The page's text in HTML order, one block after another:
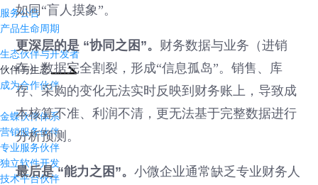
服务公告
产品生命周期
生态伙伴与开发者
伙伴与生态
成为合作伙伴
金蝶伙伴体系
营销服务伙伴
专业服务伙伴
独立软件开发
技术平台伙伴
如同“盲人摸象”。
更深层的是 “协同之困”。 财务数据与业务（进销
存）数据完全割裂，形成“信息孤岛”。销售、库
存、采购的变化无法实时反映到财务账上，导致成
本核算不准、利润不清，更无法基于完整数据进行
分析预测。
最后是 “能力之困”。小微企业通常缺乏专业财务人